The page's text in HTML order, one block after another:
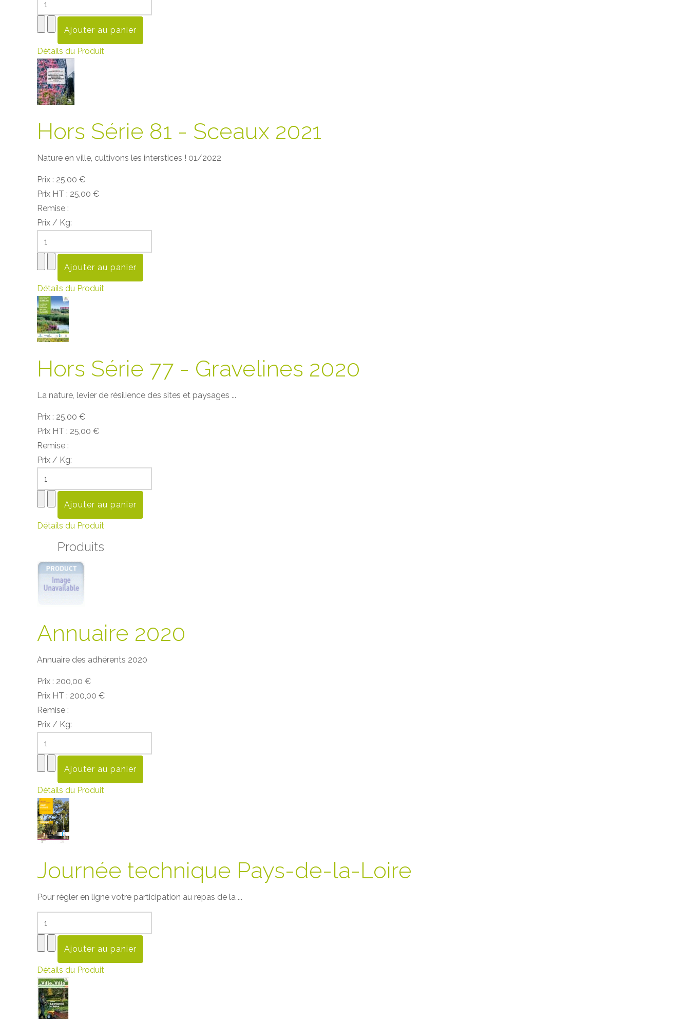
Détails du Produit
Hors Série 81 - Sceaux 2021
Nature en ville, cultivons les interstices ! 01/2022
Prix : 25,00 €
Prix HT : 25,00 €
Remise :
Prix / Kg:
Détails du Produit
Hors Série 77 - Gravelines 2020
La nature, levier de résilience des sites et paysages ...
Prix : 25,00 €
Prix HT : 25,00 €
Remise :
Prix / Kg:
Détails du Produit
Produits
Annuaire 2020
Annuaire des adhérents 2020
Prix : 200,00 €
Prix HT : 200,00 €
Remise :
Prix / Kg:
Détails du Produit
Journée technique Pays-de-la-Loire
Pour régler en ligne votre participation au repas de la ...
Détails du Produit